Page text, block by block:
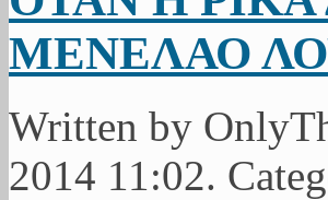
ΜΕΝΕΛΑΟ
Written by
2014 11:02.